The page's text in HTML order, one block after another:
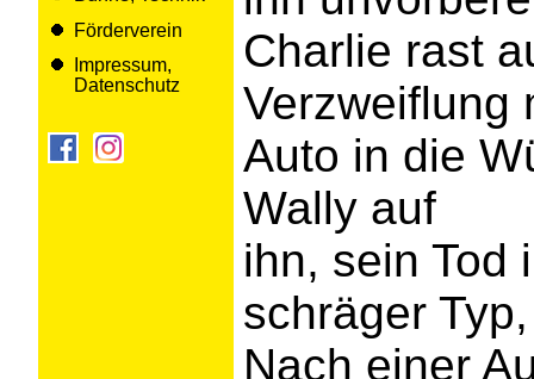
Förderverein
Impressum,
Datenschutz
Charlie rast
Verzweiflung
Auto in die
Wally auf
ihn, sein Tod
schräger
Nach einer